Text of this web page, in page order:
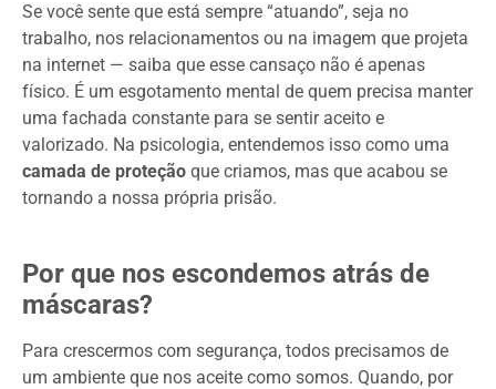
Se você sente que está sempre “atuando”, seja no
trabalho, nos relacionamentos ou na imagem que projeta
na internet — saiba que esse cansaço não é apenas
físico. É um esgotamento mental de quem precisa manter
uma fachada constante para se sentir aceito e
valorizado. Na psicologia, entendemos isso como uma
camada de proteção que criamos, mas que acabou se
tornando a nossa própria prisão.
Por que nos escondemos atrás de
máscaras?
Para crescermos com segurança, todos precisamos de
um ambiente que nos aceite como somos. Quando, por